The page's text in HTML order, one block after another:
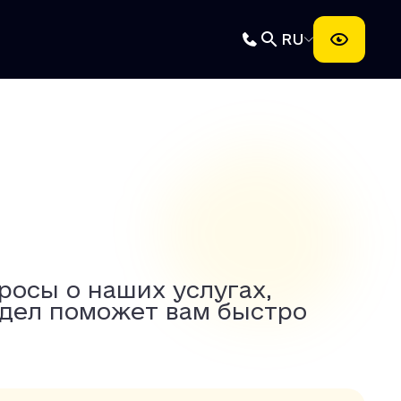
RU
о наших услугах,
поможет вам быстро